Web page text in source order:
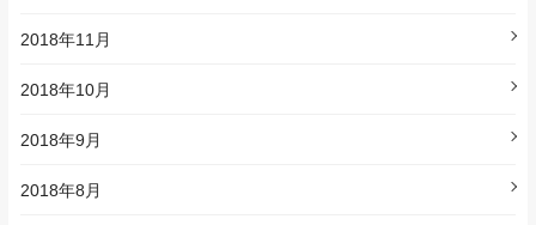
2018年11月
2018年10月
2018年9月
2018年8月